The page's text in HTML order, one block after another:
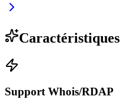
Caractéristiques
Support Whois/RDAP